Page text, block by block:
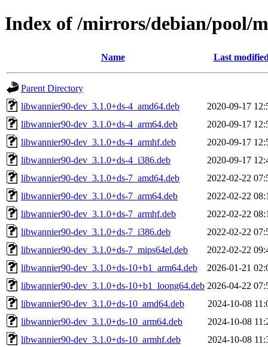
Index of /mirrors/debian/pool/
Name Last
Parent Directory
libwannier90-dev_3.1.0+ds-4_amd64.deb
2020-09-17
libwannier90-dev_3.1.0+ds-4_arm64.deb
2020-09-17
libwannier90-dev_3.1.0+ds-4_armhf.deb
2020-09-17
libwannier90-dev_3.1.0+ds-4_i386.deb
2020-09-17
libwannier90-dev_3.1.0+ds-7_amd64.deb
2022-02-22
libwannier90-dev_3.1.0+ds-7_arm64.deb
2022-02-22
libwannier90-dev_3.1.0+ds-7_armhf.deb
2022-02-22
libwannier90-dev_3.1.0+ds-7_i386.deb
2022-02-22
libwannier90-dev_3.1.0+ds-7_mips64el.deb
2022-02-22
libwannier90-dev_3.1.0+ds-10+b1_arm64.deb
2026-01-21
libwannier90-dev_3.1.0+ds-10+b1_loong64.deb 2026-04-22
libwannier90-dev_3.1.0+ds-10_amd64.deb
2024-10-08
libwannier90-dev_3.1.0+ds-10_arm64.deb
2024-10-08
libwannier90-dev_3.1.0+ds-10_armhf.deb
2024-10-08